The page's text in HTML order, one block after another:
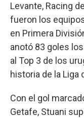
Levante, Racing
fueron los
en Primera
anotó 83 goles
al Top 3 de los
historia de la Liga
Con el gol
Getafe, Stuani